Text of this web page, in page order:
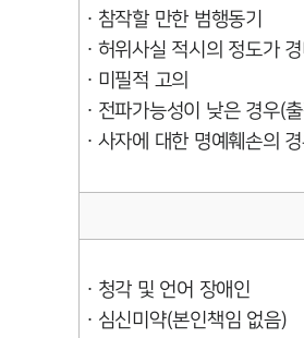
∙ 참작할 만한 범행동기
∙ 허위사실 적시의 정도가
∙ 미필적 고의
∙ 전파가능성이 낮은 경우(
∙ 사자에 대한 명예훼손의
∙ 청각 및 언어 장애인
∙ 심신미약(본인책임 없음)